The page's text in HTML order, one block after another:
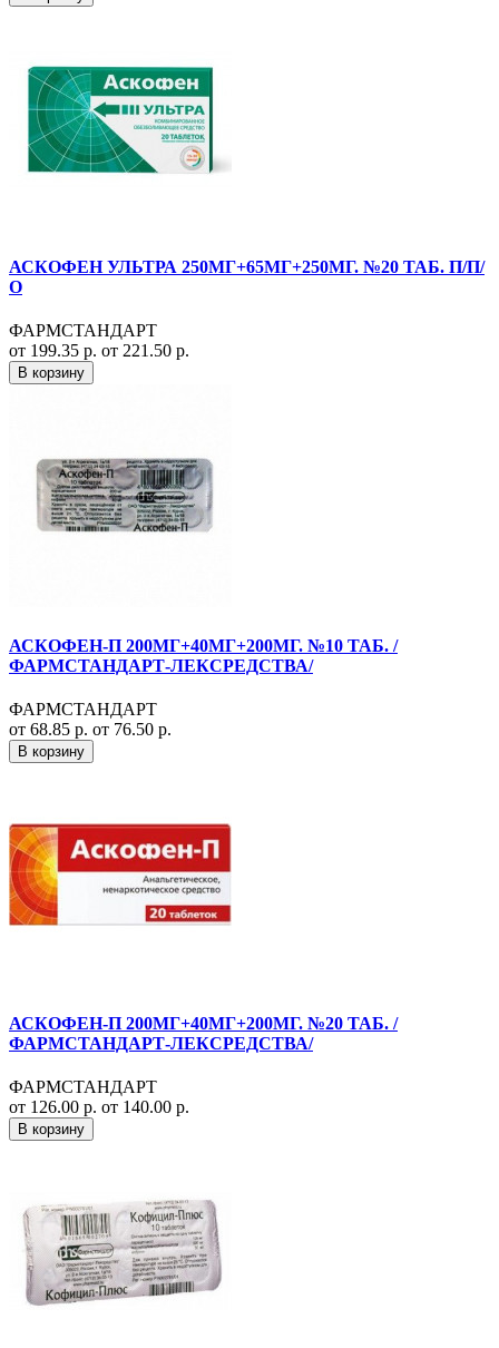
АСКОФЕН УЛЬТРА 250МГ+65МГ+250МГ. №20 ТАБ. П/П/
О
ФАРМСТАНДАРТ
от 199.35 р. от 221.50 р.
В корзину
АСКОФЕН-П 200МГ+40МГ+200МГ. №10 ТАБ. /
ФАРМСТАНДАРТ-ЛЕКСРЕДСТВА/
ФАРМСТАНДАРТ
от 68.85 р. от 76.50 р.
В корзину
АСКОФЕН-П 200МГ+40МГ+200МГ. №20 ТАБ. /
ФАРМСТАНДАРТ-ЛЕКСРЕДСТВА/
ФАРМСТАНДАРТ
от 126.00 р. от 140.00 р.
В корзину